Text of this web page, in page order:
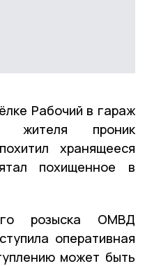
Рабочий в гараж
жителя проник
хранящееся
похищенное в
розыска ОМВД
оперативная
может быть